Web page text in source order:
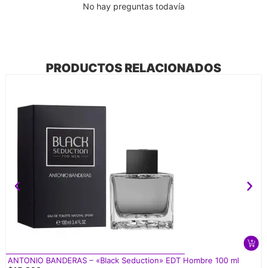
No hay preguntas todavía
PRODUCTOS RELACIONADOS
ANTONIO BANDERAS – «Black Seduction» EDT Hombre 100 ml